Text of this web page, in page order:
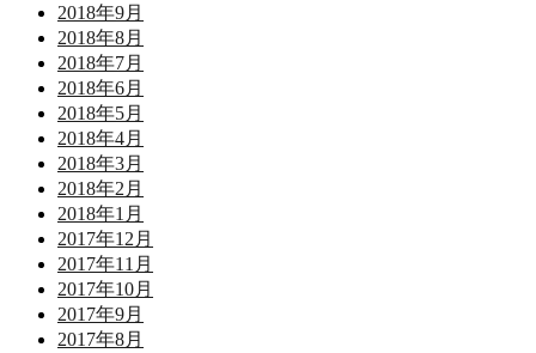
2018年9月
2018年8月
2018年7月
2018年6月
2018年5月
2018年4月
2018年3月
2018年2月
2018年1月
2017年12月
2017年11月
2017年10月
2017年9月
2017年8月